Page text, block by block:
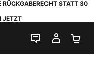
STATT 30
JETZT
LIVE-CHAT
MEIN